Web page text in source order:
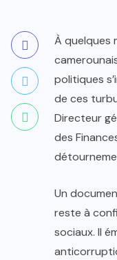
À quelques
politiques
de ces
Directeur
des
Un
reste à
sociaux. Il